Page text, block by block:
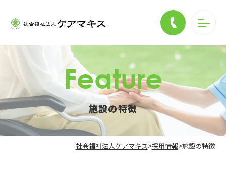
feature
施設の特徴
社会福祉法人ケアマキス>採用情報>施設の特徴